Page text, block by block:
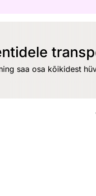
saa osa kõikidest